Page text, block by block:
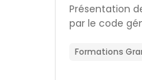
Résumé du
Présentation
par le code
Formations